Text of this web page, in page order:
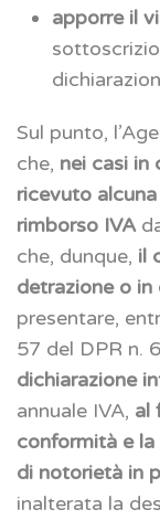
apporre il
Sul punto,
che, nei casi in
ricevuto
rimborso IVA
che, dunque, il
detrazione o in
presentare,
57 del DPR n.
dichiarazione
annuale IVA, al
conformità e
di notorietà in
inalterata la